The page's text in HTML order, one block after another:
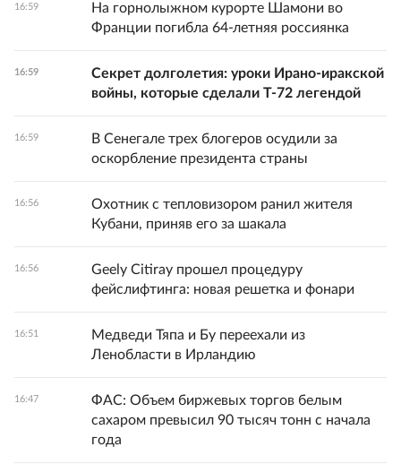
16:59
На горнолыжном курорте Шамони во
Франции погибла 64-летняя россиянка
16:59
Секрет долголетия: уроки Ирано-иракской
войны, которые сделали Т-72 легендой
16:59
В Сенегале трех блогеров осудили за
оскорбление президента страны
16:56
Охотник с тепловизором ранил жителя
Кубани, приняв его за шакала
16:56
Geely Citiray прошел процедуру
фейслифтинга: новая решетка и фонари
16:51
Медведи Тяпа и Бу переехали из
Ленобласти в Ирландию
16:47
ФАС: Объем биржевых торгов белым
сахаром превысил 90 тысяч тонн с начала
года